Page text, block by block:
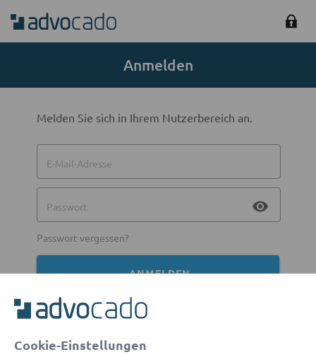
Anmelden
Melden Sie sich in Ihrem Nutzerbereich an.
E-Mail-Adresse
Passwort visibility
Passwort vergessen?
ANMELDEN
Cookie-Einstellungen